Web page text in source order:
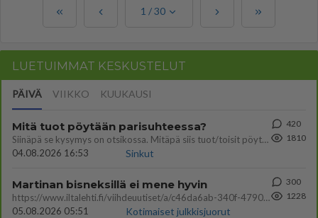
1 /30
LUETUIMMAT KESKUSTELUT
PÄIVÄ VIIKKO KUUKAUSI
Mitä tuot pöytään parisuhteessa?
Siinäpä se kysymys on otsikossa. Mitäpä siis tuot/toisit pöytään parisuhteessa? Oletko mies vai nainen? Koetko sen mitä
04.08.2026 16:53
Sinkut
420
1810
Martinan bisneksillä ei mene hyvin
https://www.iltalehti.fi/viihdeuutiset/a/c46da6ab-340f-4790-aaa7-0865eed2336 Yrityksen konkurssihakemus on tullut kärä
05.08.2026 05:51
Kotimaiset julkkisjuorut
300
1228